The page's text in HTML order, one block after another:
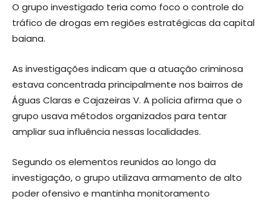
O grupo investigado teria como foco o controle do
tráfico de drogas em regiões estratégicas da capital
baiana.
As investigações indicam que a atuação criminosa
estava concentrada principalmente nos bairros de
Águas Claras e Cajazeiras V. A polícia afirma que o
grupo usava métodos organizados para tentar
ampliar sua influência nessas localidades.
Segundo os elementos reunidos ao longo da
investigação, o grupo utilizava armamento de alto
poder ofensivo e mantinha monitoramento